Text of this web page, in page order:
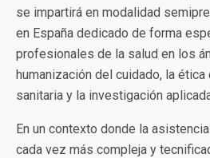
se impartirá en modalidad
en España dedicado de forma
profesionales de la salud en los
humanización del cuidado, la ética
sanitaria y la investigación
En un contexto donde la
cada vez más compleja y